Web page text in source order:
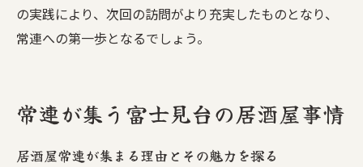
の実践により、次回の訪問がより充実したものとなり、
常連への第一歩となるでしょう。
常連が集う富士見台の居酒屋事情
居酒屋常連が集まる理由とその魅力を探る